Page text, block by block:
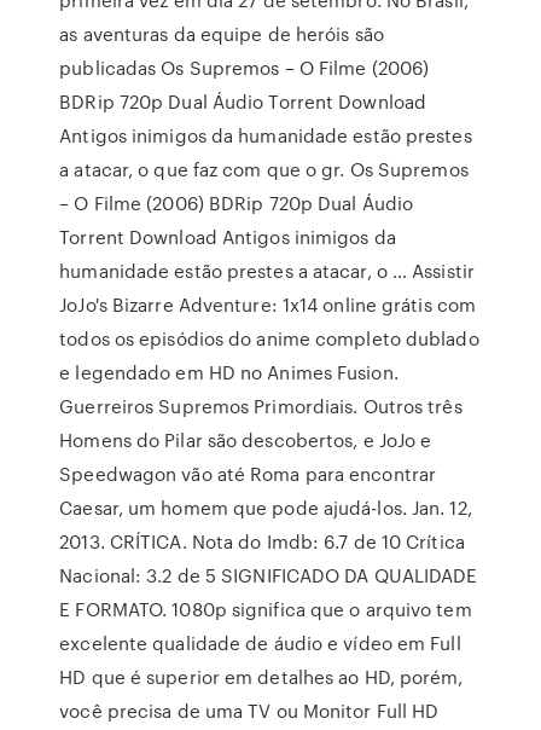
as aventuras da equipe de heróis são
publicadas Os Supremos – O Filme (2006)
BDRip 720p Dual Áudio Torrent Download
Antigos inimigos da humanidade estão prestes
a atacar, o que faz com que o gr. Os Supremos
– O Filme (2006) BDRip 720p Dual Áudio
Torrent Download Antigos inimigos da
humanidade estão prestes a atacar, o … Assistir
JoJo's Bizarre Adventure: 1x14 online grátis com
todos os episódios do anime completo dublado
e legendado em HD no Animes Fusion.
Guerreiros Supremos Primordiais. Outros três
Homens do Pilar são descobertos, e JoJo e
Speedwagon vão até Roma para encontrar
Caesar, um homem que pode ajudá-los. Jan. 12,
2013. CRÍTICA. Nota do Imdb: 6.7 de 10 Crítica
Nacional: 3.2 de 5 SIGNIFICADO DA QUALIDADE
E FORMATO. 1080p significa que o arquivo tem
excelente qualidade de áudio e vídeo em Full
HD que é superior em detalhes ao HD, porém,
você precisa de uma TV ou Monitor Full HD